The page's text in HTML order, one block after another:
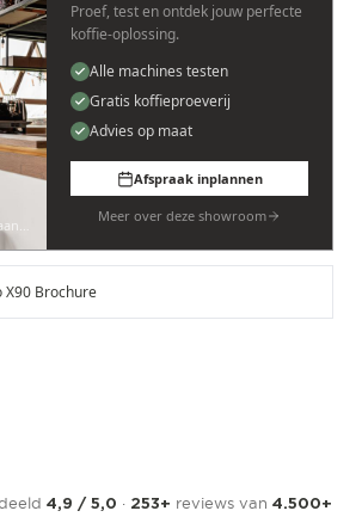
Pedro de Medinalaan 53
Proef, test en ontdek jouw perfecte
koffie-oplossing.
Alle machines testen
Gratis koffieproeverij
Advies op maat
Afspraak inplannen
Meer over deze showroom
X90 Brochure
4,9 / 5,0 · 253+ reviews van 4.500+